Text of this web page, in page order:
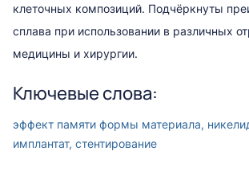
клеточных композиций. Подчёркнуты
сплава при использовании в различных
медицины и хирургии.
Ключевые слова:
эффект памяти формы материала,
имплантат, стентирование